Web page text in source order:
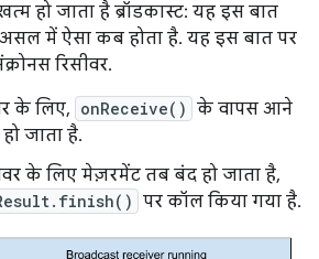
हो जाता है ब्रॉडकास्ट: यह इस बात
असल में ऐसा कब होता है. यह इस बात पर
रिसीवर.
के लिए, onReceive() के वापस आने
जाता है.
के लिए मेज़रमेंट तब बंद हो जाता है,
पर कॉल किया गया है.